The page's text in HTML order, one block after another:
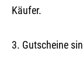
Käufer.
3. Gutscheine